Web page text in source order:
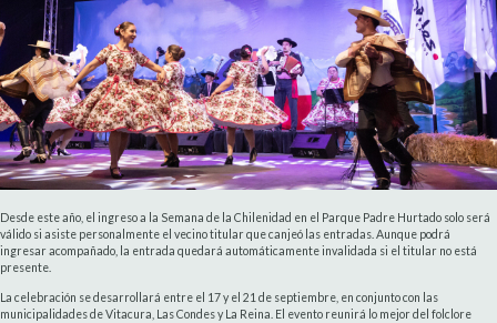
Desde este año, el ingreso a la Semana de la Chilenidad en el Parque Padre Hurtado solo será
válido si asiste personalmente el vecino titular que canjeó las entradas. Aunque podrá
ingresar acompañado, la entrada quedará automáticamente invalidada si el titular no está
presente.
La celebración se desarrollará entre el 17 y el 21 de septiembre, en conjunto con las
municipalidades de Vitacura, Las Condes y La Reina. El evento reunirá lo mejor del folclore